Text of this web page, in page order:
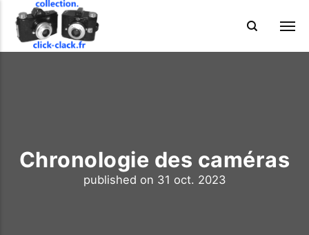
Chronologie des caméras
published on 31 oct. 2023